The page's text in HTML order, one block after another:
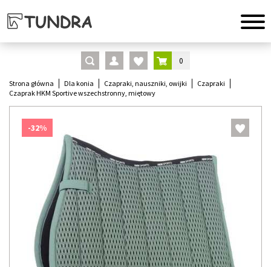
0
Strona główna Dla konia Czapraki, nauszniki, owijki
Czapraki
Czaprak HKM Sportive wszechstronny, miętowy
-32%